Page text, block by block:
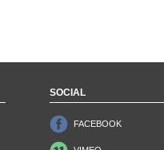
SOCIAL
FACEBOOK